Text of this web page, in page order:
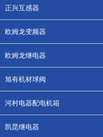
正兴互感器
欧姆龙变频器
欧姆龙继电器
旭有机材球阀
河村电器配电机箱
凯昆继电器